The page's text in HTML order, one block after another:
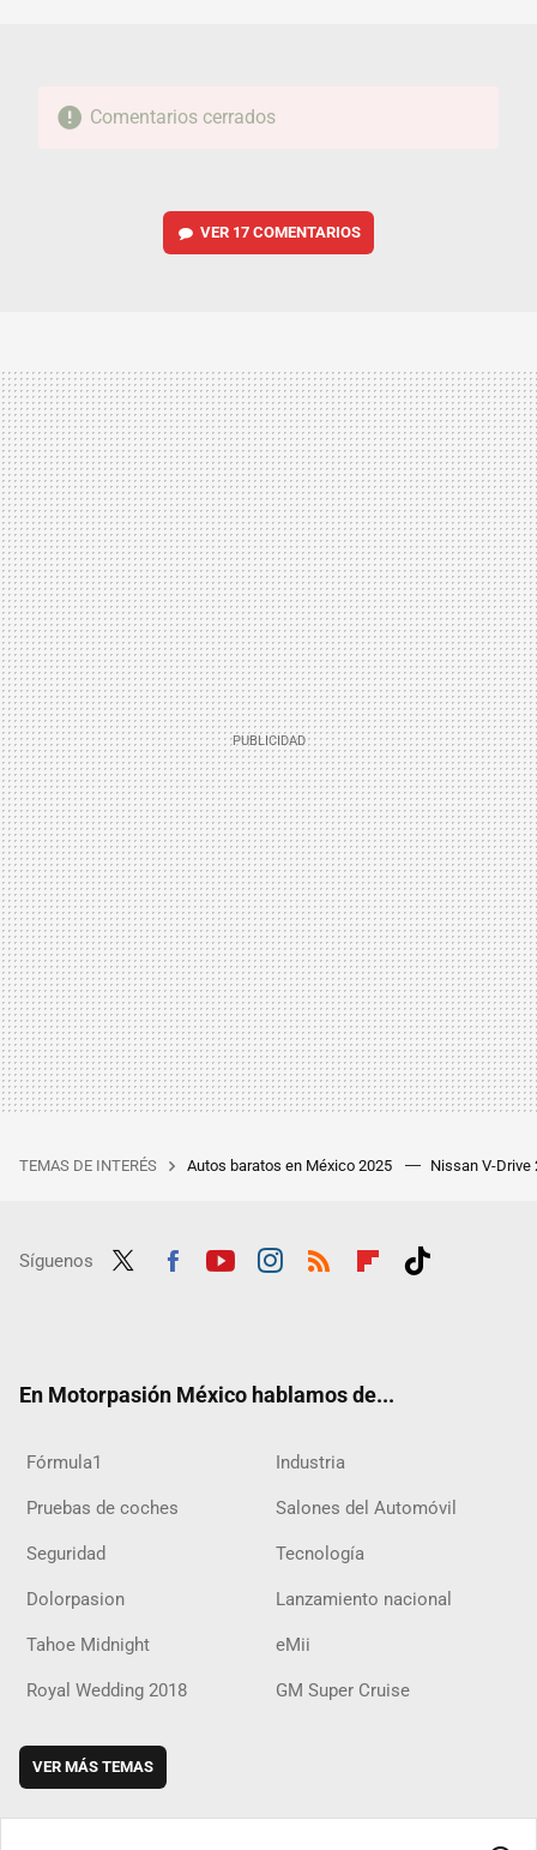
Comentarios cerrados
VER 17 COMENTARIOS
TEMAS DE INTERÉS Autos baratos en México 2025 Nissan V-Drive
Síguenos
En Motorpasión México hablamos de...
Fórmula1 Industria
Pruebas de coches Salones del Automóvil
Seguridad Tecnología
Dolorpasion Lanzamiento nacional
Tahoe Midnight eMii
Royal Wedding 2018 GM Super Cruise
VER MÁS TEMAS